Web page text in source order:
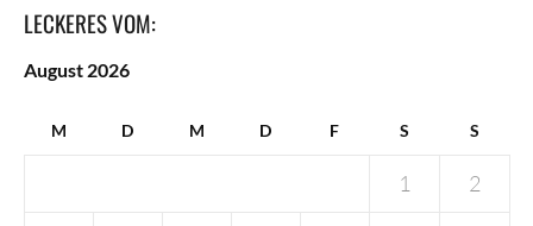
LECKERES VOM:
August 2026
M D M D F S S
1 2